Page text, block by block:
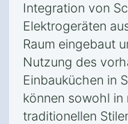
Integration von
Elektrogeräten
Raum eingebaut
Nutzung des
Einbauküchen in
können sowohl in
traditionellen